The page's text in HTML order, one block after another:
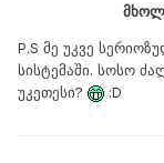
P.S მე უკვე
სისტემაში. სოსო
უკეთესი?
:D